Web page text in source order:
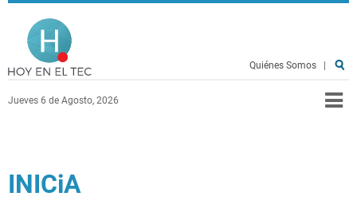
Pasar al contenido principal
Jueves 6 de Agosto, 2026
Quiénes Somos
INICiA